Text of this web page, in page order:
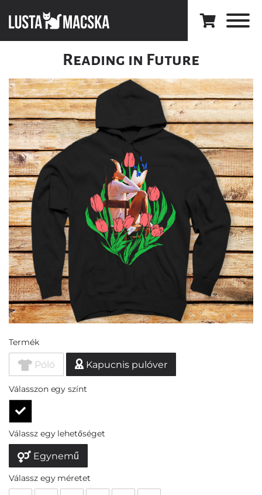
Reading in Future
Termék
Póló Kapucnis pulóver
Válasszon egy színt
Válassz egy lehetőséget
Egynemű
Válassz egy méretet